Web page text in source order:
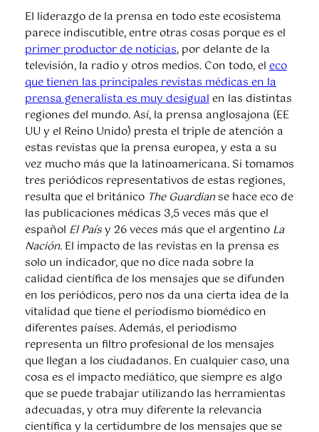
El liderazgo de la prensa en todo este ecosistema
parece indiscutible, entre otras cosas porque es el
primer productor de noticias, por delante de la
televisión, la radio y otros medios. Con todo, eleco
que tienen las principales revistas médicas en la
prensa generalista es muy desigualen las distintas
regiones del mundo. Así, la prensa anglosajona (EE
UU y el Reino Unido) presta el triple de atención a
estas revistas que la prensa europea, y esta a su
vez mucho más que la latinoamericana. Si tomamos
tres periódicos representativos de estas regiones,
resulta que el británico The Guardianse hace eco de
las publicaciones médicas 3,5 veces más que el
español El Paísy 26 veces más que el argentino La
Nación. El impacto de las revistas en la prensa es
solo un indicador, que no dice nada sobre la
calidad científica de los mensajes que se difunden
en los periódicos, pero nos da una cierta idea de la
vitalidad que tiene el periodismo biomédico en
diferentes países. Además, el periodismo
representa un filtro profesional de los mensajes
que llegan a los ciudadanos. En cualquier caso, una
cosa es el impacto mediático, que siempre es algo
que se puede trabajar utilizando las herramientas
adecuadas, y otra muy diferente la relevancia
científica y la certidumbre de los mensajes que se